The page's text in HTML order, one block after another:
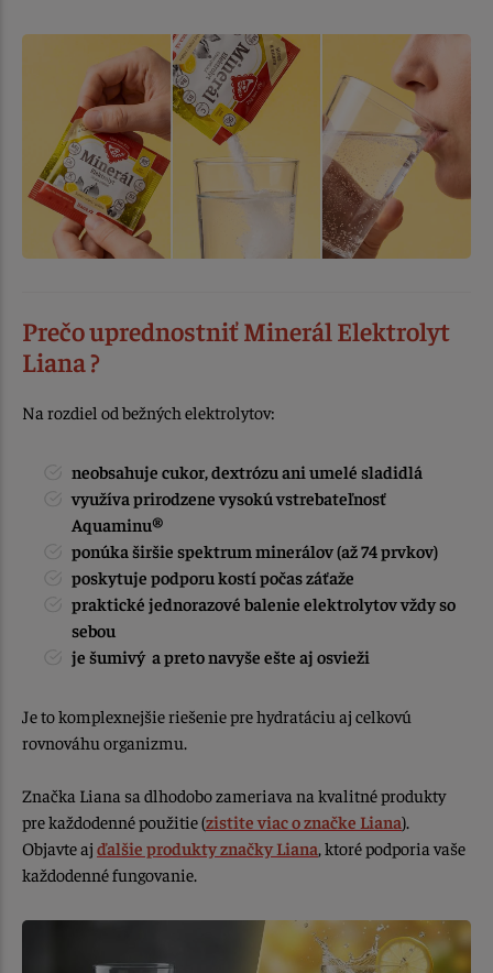
Prečo uprednostniť Minerál Elektrolyt
Liana ?
Na rozdiel od bežných elektrolytov:
neobsahuje cukor, dextrózu ani umelé sladidlá
využíva prirodzene vysokú vstrebateľnosť
Aquaminu®
ponúka širšie spektrum minerálov (až 74 prvkov)
poskytuje podporu kostí počas záťaže
praktické jednorazové balenie elektrolytov vždy so
sebou
je šumivý a preto navyše ešte aj osvieži
Je to komplexnejšie riešenie pre hydratáciu aj celkovú
rovnováhu organizmu.
Značka Liana sa dlhodobo zameriava na kvalitné produkty
pre každodenné použitie (zistite viac o značke Liana).
Objavte aj ďalšie produkty značky Liana, ktoré podporia vaše
každodenné fungovanie.